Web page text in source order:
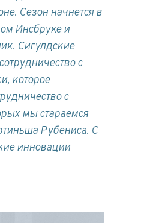
Сезон начнется в
Инсбруке и
Сигулдские
с
которое
с
мы стараемся
Рубениса. С
инновации